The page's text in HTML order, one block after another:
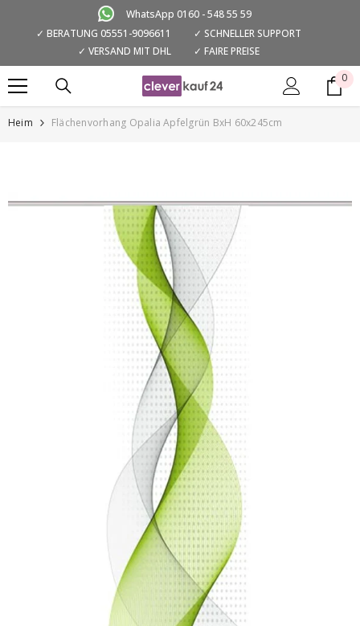
WhatsApp 0160 - 548 55 59
✓ BERATUNG 05551-9096611
✓ SCHNELLER SUPPORT
✓ VERSAND MIT DHL
✓ FAIRE PREISE
00
Heim
Flächenvorhang Opalia Apfelgrün BxH 60x245cm